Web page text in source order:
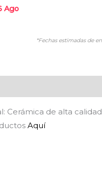
Ago
*Fechas estimadas de
Cerámica de alta
Aquí